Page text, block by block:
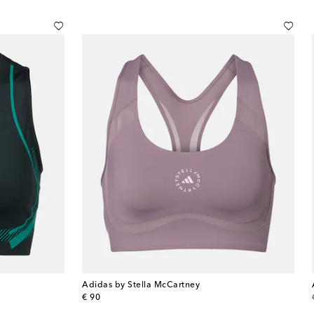
Adidas by Stella McCartney
€ 90
original price